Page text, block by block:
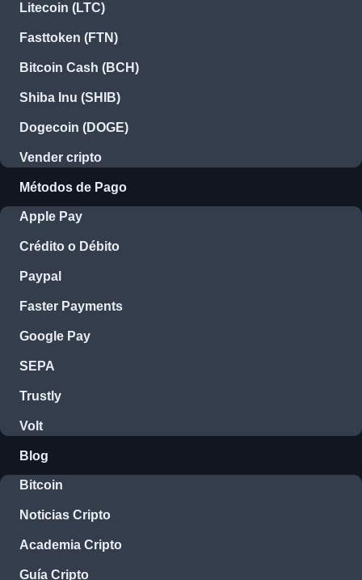
Litecoin (LTC)
Fasttoken (FTN)
Bitcoin Cash (BCH)
Shiba Inu (SHIB)
Dogecoin (DOGE)
Vender cripto
Métodos de Pago
Apple Pay
Crédito o Débito
Paypal
Faster Payments
Google Pay
SEPA
Trustly
Volt
Blog
Bitcoin
Noticias Cripto
Academia Cripto
Guía Cripto